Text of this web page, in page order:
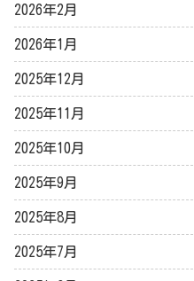
2026年2月
2026年1月
2025年12月
2025年11月
2025年10月
2025年9月
2025年8月
2025年7月